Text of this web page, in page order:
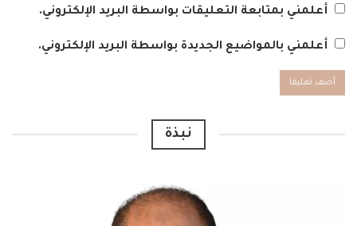
أعلمني بمتابعة التعليقات بواسطة البريد الإلكتروني.
أعلمني بالمواضيع الجديدة بواسطة البريد الإلكتروني.
نبذة